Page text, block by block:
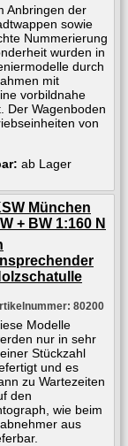
Anbringen der
sowie
Nummerierung
wurden in
durch
mit
vorbildnahe
Der Wagenboden
von
ab Lager
München
+ BW 1:160 N
80200
Modelle
nur in sehr
Stückzahl
und es
zu Wartezeiten
den
wie beim
aus